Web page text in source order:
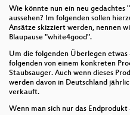
Wie könnte nun ein neu gedachtes
aussehen? Im folgenden sollen
Ansätze skizziert werden, nennen
Blaupause "white4good".
Um die folgenden Überlegen
folgenden von einem konkreten
Staubsauger. Auch wenn dieses
werden davon in Deutschland
verkauft.
Wenn man sich nur das